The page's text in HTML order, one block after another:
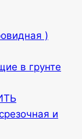
)
в грунте
и